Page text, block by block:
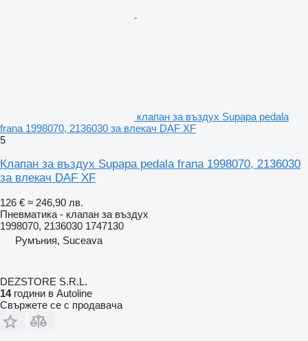
клапан за въздух Supapa pedala
frana 1998070, 2136030 за влекач DAF XF
5
Клапан за въздух Supapa pedala frana 1998070, 2136030
за влекач DAF XF
126 € ≈ 246,90 лв.
Пневматика - клапан за въздух
1998070, 2136030 1747130
Румъния, Suceava
DEZSTORE S.R.L.
14години в Autoline
Свържете се с продавача